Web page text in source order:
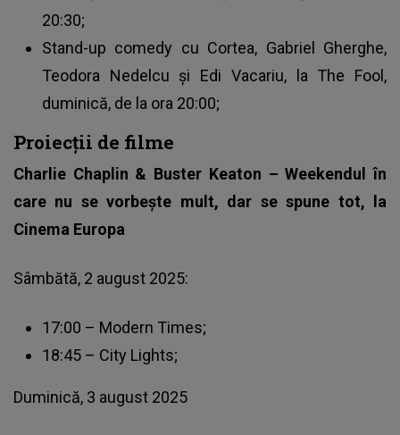
20:30;
Stand-up comedy cu Cortea, Gabriel Gherghe,
Teodora Nedelcu și Edi Vacariu, la The Fool,
duminică, de la ora 20:00;
Proiecții de filme
Charlie Chaplin & Buster Keaton – Weekendul în
care nu se vorbește mult, dar se spune tot, la
Cinema Europa
Sâmbătă, 2 august 2025:
17:00 – Modern Times;
18:45 – City Lights;
Duminică, 3 august 2025